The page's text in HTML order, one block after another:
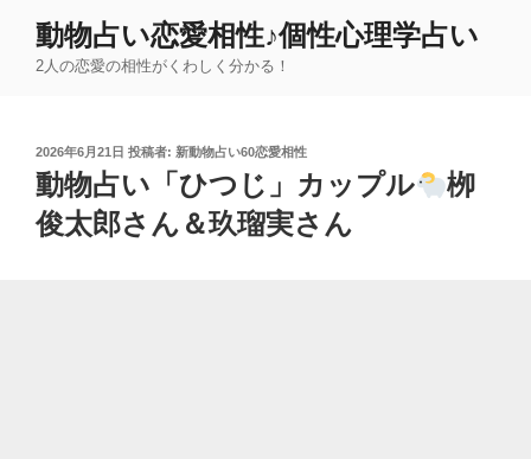
動物占い恋愛相性♪個性心理学占い
2人の恋愛の相性がくわしく分かる！
投
稿
日:
2026年6月21日 投稿者: 新動物占い60恋愛相性
動物占い「ひつじ」カップル
栁
俊太郎さん＆玖瑠実さん